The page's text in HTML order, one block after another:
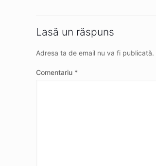
Lasă un răspuns
Adresa ta de email nu va fi publicată.
Comentariu *